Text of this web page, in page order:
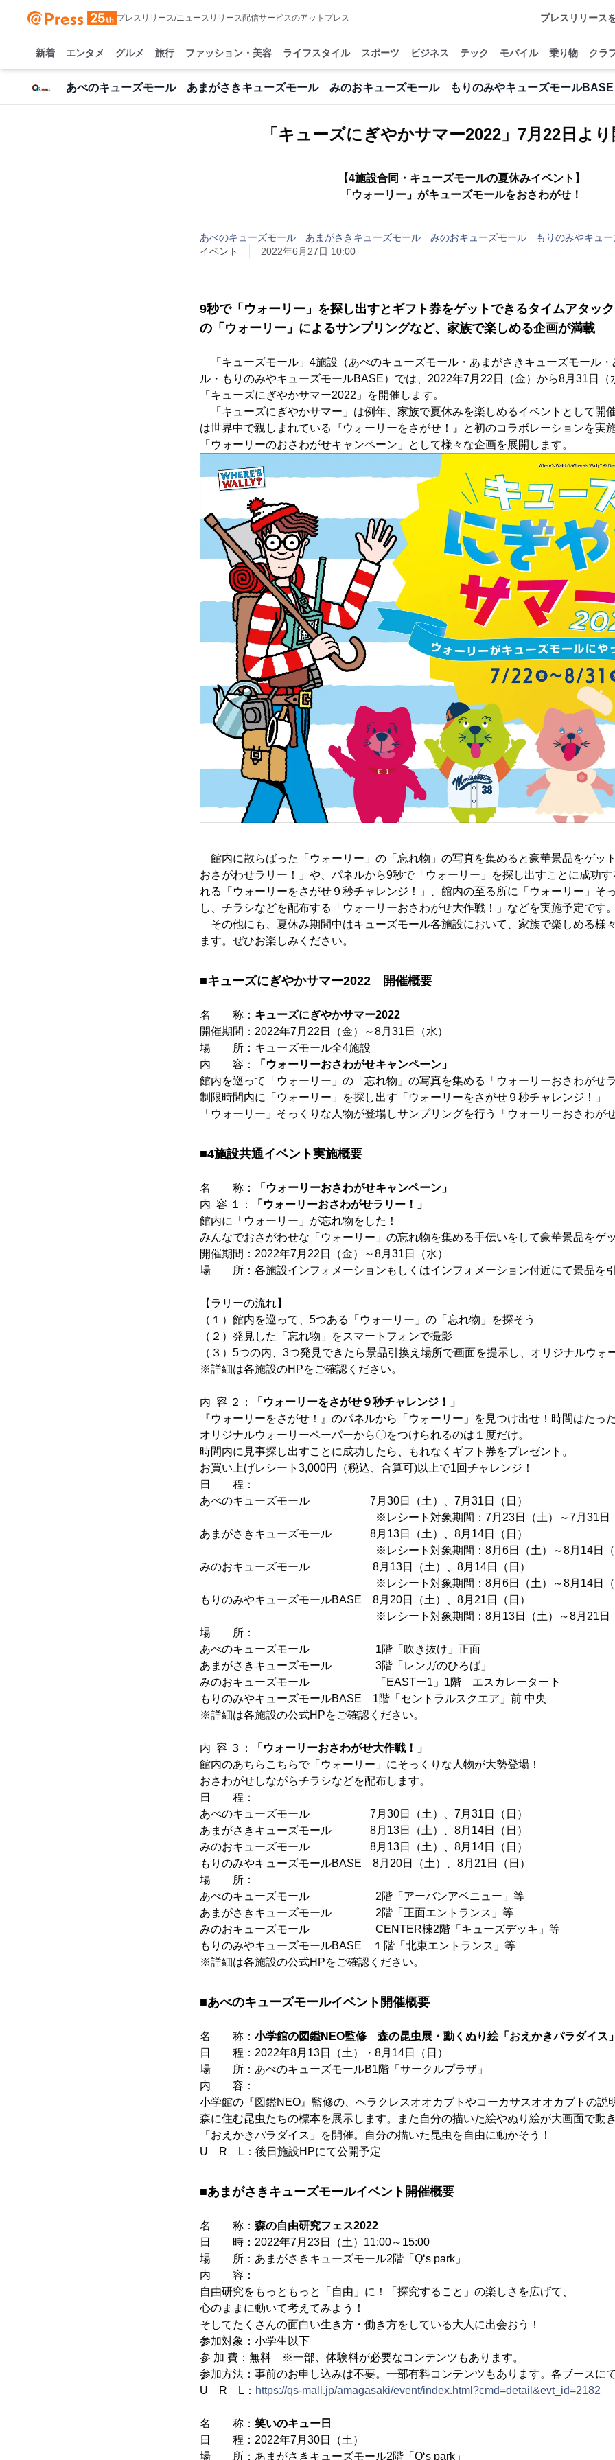
プレスリリース/ニュースリリース配信サービスのアットプレス プレスリリース
新着 エンタメ グルメ 旅行 ファッション・美容 ライフスタイル スポーツ ビジネス テック モバイル 乗り物 クラ
あべのキューズモール あまがさきキューズモール みのおキューズモール もりのみやキューズモールBASE
「キューズにぎやかサマー2022」7月22日より
【4施設合同・キューズモールの夏休みイベント】
「ウォーリー」がキューズモールをおさわがせ！
あべのキューズモール あまがさきキューズモール みのおキューズモール もりのみやキュー
イベント
2022年6月27日 10:00
9秒で「ウォーリー」を探し出すとギフト券をゲットできるタイムアタッ
の「ウォーリー」によるサンプリングなど、家族で楽しめる企画が満載
「キューズモール」4施設（あべのキューズモール・あまがさきキューズモール・
ル・もりのみやキューズモールBASE）では、2022年7月22日（金）から8月31日（
「キューズにぎやかサマー2022」を開催します。
「キューズにぎやかサマー」は例年、家族で夏休みを楽しめるイベントとして開
は世界中で親しまれている『ウォーリーをさがせ！』と初のコラボレーションを実
「ウォーリーのおさわがせキャンペーン」として様々な企画を展開します。
館内に散らばった「ウォーリー」の「忘れ物」の写真を集めると豪華景品をゲッ
おさがわせラリー！」や、パネルから9秒で「ウォーリー」を探し出すことに成功
れる「ウォーリーをさがせ９秒チャレンジ！」、館内の至る所に「ウォーリー」そ
し、チラシなどを配布する「ウォーリーおさわがせ大作戦！」などを実施予定です。
その他にも、夏休み期間中はキューズモール各施設において、家族で楽しめる様
ます。ぜひお楽しみください。
■キューズにぎやかサマー2022 開催概要
名 称： キューズにぎやかサマー2022
開催期間：2022年7月22日（金）～8月31日（水）
場 所：キューズモール全4施設
内 容：
「ウォーリーおさわがせキャンペーン」
館内を巡って「ウォーリー」の「忘れ物」の写真を集める「ウォーリーおさわがせラ
制限時間内に「ウォーリー」を探し出す「ウォーリーをさがせ９秒チャレンジ！」
「ウォーリー」そっくりな人物が登場しサンプリングを行う「ウォーリーおさわが
■4施設共通イベント実施概要
名 称：
「ウォーリーおさわがせキャンペーン」
内 容 １：
「ウォーリーおさわがせラリー！」
館内に「ウォーリー」が忘れ物をした！
みんなでおさがわせな「ウォーリー」の忘れ物を集める手伝いをして豪華景品をゲ
開催期間：2022年7月22日（金）～8月31日（水）
場 所：各施設インフォメーションもしくはインフォメーション付近にて景品を
【ラリーの流れ】
（１）館内を巡って、5つある「ウォーリー」の「忘れ物」を探そう
（２）発見した「忘れ物」をスマートフォンで撮影
（３）5つの内、3つ発見できたら景品引換え場所で画面を提示し、オリジナルウォ
※詳細は各施設のHPをご確認ください。
内 容 ２：
「ウォーリーをさがせ９秒チャレンジ！」
『ウォーリーをさがせ！』のパネルから「ウォーリー」を見つけ出せ！時間はたっ
オリジナルウォーリーペーパーから〇をつけられるのは１度だけ。
時間内に見事探し出すことに成功したら、もれなくギフト券をプレゼント。
お買い上げレシート3,000円（税込、合算可)以上で1回チャレンジ！
日 程：
あべのキューズモール 7月30日（土）、7月31日（日）
※レシート対象期間：7月23日（土）～7月31日（
あまがさきキューズモール 8月13日（土）、8月14日（日）
※レシート対象期間：8月6日（土）～8月14日（日
みのおキューズモール 8月13日（土）、8月14日（日）
※レシート対象期間：8月6日（土）～8月14日（日
もりのみやキューズモールBASE 8月20日（土）、8月21日（日）
※レシート対象期間：8月13日（土）～8月21日（
場 所：
あべのキューズモール 1階「吹き抜け」正面
あまがさきキューズモール 3階「レンガのひろば」
みのおキューズモール 「EASTー1」1階 エスカレーター下
もりのみやキューズモールBASE 1階「セントラルスクエア」前 中央
※詳細は各施設の公式HPをご確認ください。
内 容 ３：
「ウォーリーおさわがせ大作戦！」
館内のあちらこちらで「ウォーリー」にそっくりな人物が大勢登場！
おさわがせしながらチラシなどを配布します。
日 程：
あべのキューズモール 7月30日（土）、7月31日（日）
あまがさきキューズモール 8月13日（土）、8月14日（日）
みのおキューズモール 8月13日（土）、8月14日（日）
もりのみやキューズモールBASE 8月20日（土）、8月21日（日）
場 所：
あべのキューズモール 2階「アーバンアベニュー」等
あまがさきキューズモール 2階「正面エントランス」等
みのおキューズモール CENTER棟2階「キューズデッキ」等
もりのみやキューズモールBASE １階「北東エントランス」等
※詳細は各施設の公式HPをご確認ください。
■あべのキューズモールイベント開催概要
名 称： 小学館の図鑑NEO監修 森の昆虫展・動くぬり絵「おえかきパラダイス」
日 程：2022年8月13日（土）・8月14日（日）
場 所：あべのキューズモールB1階「サークルプラザ」
内 容：
小学館の『図鑑NEO』監修の、ヘラクレスオオカブトやコーカサスオオカブトの説
森に住む昆虫たちの標本を展示します。また自分の描いた絵やぬり絵が大画面で動
「おえかきパラダイス」を開催。自分の描いた昆虫を自由に動かそう！
U R L：後日施設HPにて公開予定
■あまがさきキューズモールイベント開催概要
名 称： 森の自由研究フェス2022
日 時：2022年7月23日（土）11:00～15:00
場 所：あまがさきキューズモール2階「Q‘s park」
内 容：
自由研究をもっともっと「自由」に！「探究すること」の楽しさを広げて、
心のままに動いて考えてみよう！
そしてたくさんの面白い生き方・働き方をしている大人に出会おう！
参加対象：小学生以下
参 加 費：無料 ※一部、体験料が必要なコンテンツもあります。
参加方法：事前のお申し込みは不要。一部有料コンテンツもあります。各ブースに
U R L： https://qs-mall.jp/amagasaki/event/index.html?cmd=detail&evt_id=2182
名 称： 笑いのキュー日
日 程：2022年7月30日（土）
場 所：あまがさきキューズモール2階「Q‘s park」